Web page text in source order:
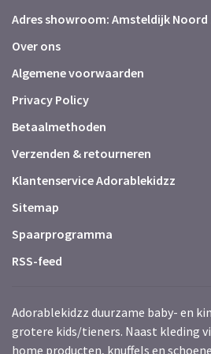
Adres showroom: Amsteldijk Noord
Over ons
Algemene voorwaarden
Privacy Policy
Betaalmethoden
Verzenden & retourneren
Klantenservice Adorablekidzz
Sitemap
Spaarprogramma
RSS-feed
Adorablekidzz duurzame baby- en
grotere kids/tieners. Naast kleding
home producten, knuffels en